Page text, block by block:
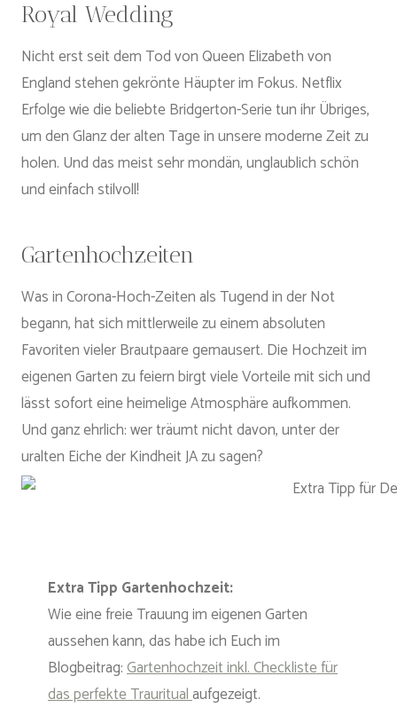
Royal Wedding
Nicht erst seit dem Tod von Queen Elizabeth von
England stehen gekrönte Häupter im Fokus. Netflix
Erfolge wie die beliebte Bridgerton-Serie tun ihr Übriges,
um den Glanz der alten Tage in unsere moderne Zeit zu
holen. Und das meist sehr mondän, unglaublich schön
und einfach stilvoll!
Gartenhochzeiten
Was in Corona-Hoch-Zeiten als Tugend in der Not
begann, hat sich mittlerweile zu einem absoluten
Favoriten vieler Brautpaare gemausert. Die Hochzeit im
eigenen Garten zu feiern birgt viele Vorteile mit sich und
lässt sofort eine heimelige Atmosphäre aufkommen.
Und ganz ehrlich: wer träumt nicht davon, unter der
uralten Eiche der Kindheit JA zu sagen?
Extra Tipp Gartenhochzeit:
Wie eine freie Trauung im eigenen Garten
aussehen kann, das habe ich Euch im
Blogbeitrag:Gartenhochzeit inkl. Checkliste für
das perfekte Trauritualaufgezeigt.